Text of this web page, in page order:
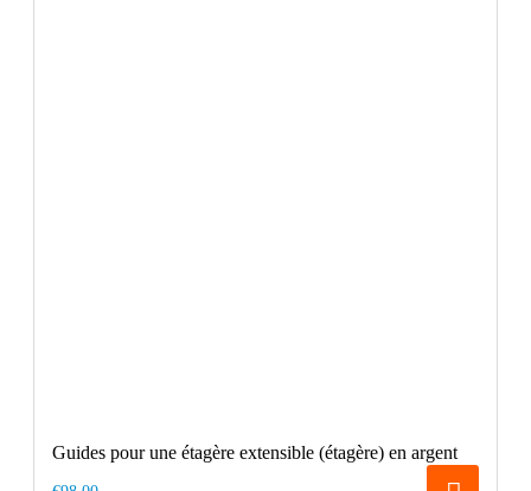
Guides pour une étagère extensible (étagère) en argent